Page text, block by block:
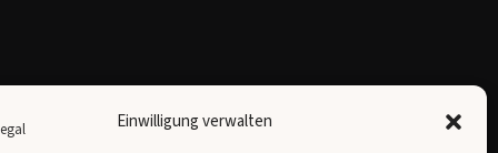
Einwilligung verwalten